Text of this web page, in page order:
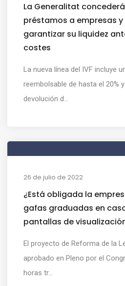
La Generalitat
préstamos a empresas
garantizar su liquidez
costes
La nueva línea del IVF incluye
reembolsable de hasta el 20%
devolución d...
26 de julio de 2022
¿Está obligada la
gafas graduadas en
pantallas de
El proyecto de Reforma de la
aprobado en Pleno por el
horas tr...